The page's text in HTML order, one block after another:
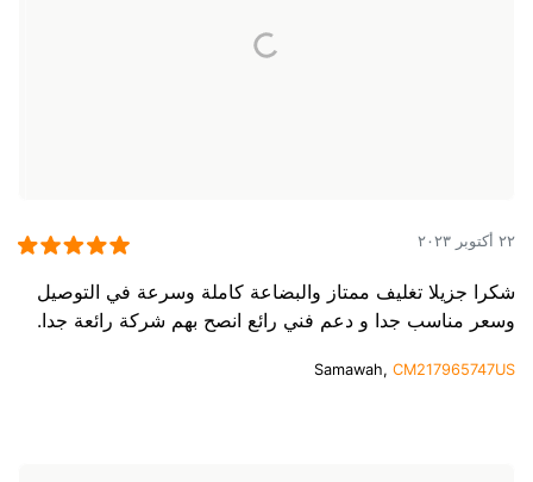
٢٢ أكتوبر ٢٠٢٣
شكرا جزيلا تغليف ممتاز والبضاعة كاملة وسرعة في التوصيل
وسعر مناسب جدا و دعم فني رائع انصح بهم شركة رائعة جدا.
Samawah, CM217965747US